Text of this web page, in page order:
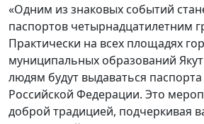
«Одним из знаковых событий
паспортов четырнадцатилетним
Практически на всех площадях
муниципальных образований
людям будут выдаваться
Российской Федерации. Это
доброй традицией, подчеркивая